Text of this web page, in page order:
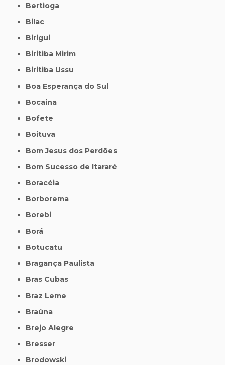
Bertioga
Bilac
Birigui
Biritiba Mirim
Biritiba Ussu
Boa Esperança do Sul
Bocaina
Bofete
Boituva
Bom Jesus dos Perdões
Bom Sucesso de Itararé
Boracéia
Borborema
Borebi
Borá
Botucatu
Bragança Paulista
Bras Cubas
Braz Leme
Braúna
Brejo Alegre
Bresser
Brodowski